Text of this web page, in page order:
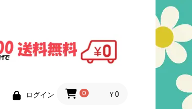
ログイン 0 ￥0